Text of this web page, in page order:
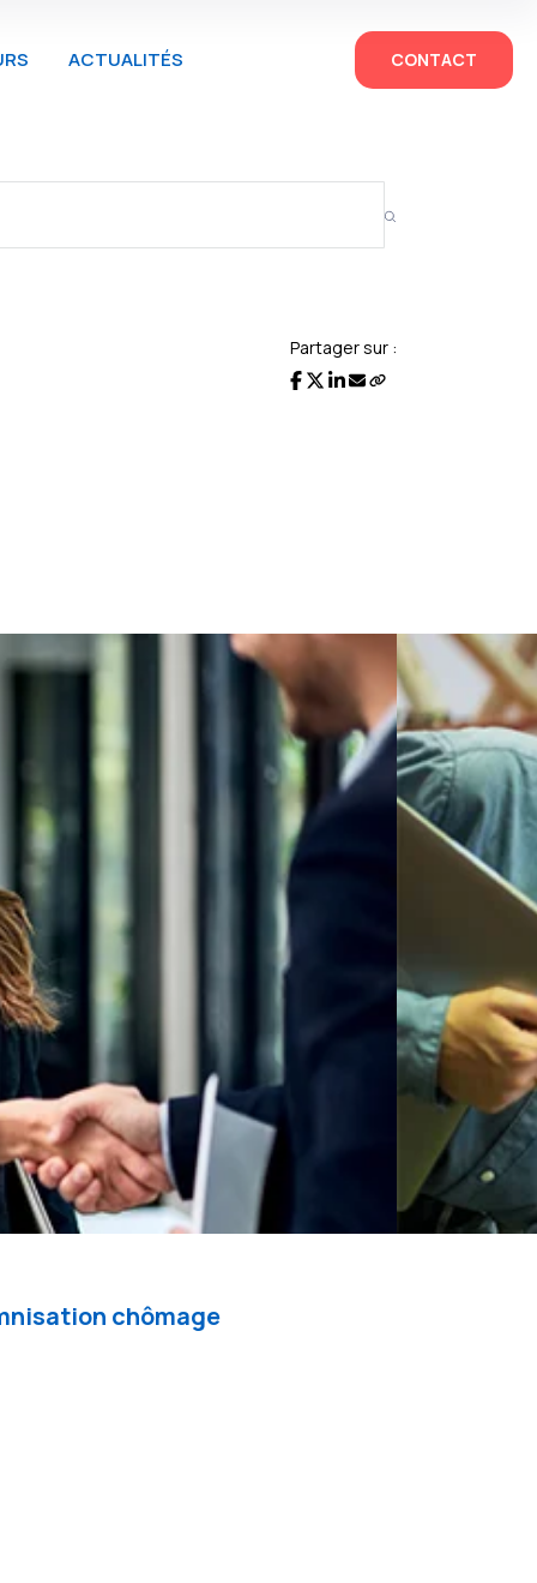
ACTUALITÉS CONTACT
Partager sur :
chômage